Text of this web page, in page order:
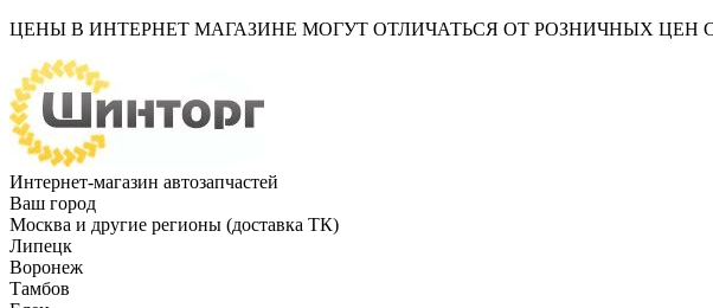
ЦЕНЫ В ИНТЕРНЕТ МАГАЗИНЕ МОГУТ ОТЛИЧАТЬСЯ ОТ РОЗНИЧНЫХ ЦЕН
Интернет-магазин автозапчастей
Ваш город
Москва и другие регионы (доставка ТК)
Липецк
Воронеж
Тамбов